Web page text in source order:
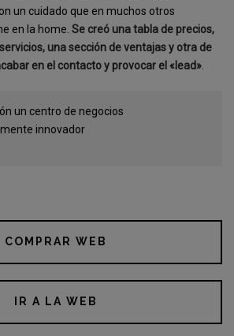
un cuidado que en muchos otros
en la home. Se creó una tabla de precios,
una sección de ventajas y otra de
en el contacto y provocar el «lead»
un centro de negocios
innovador
COMPRAR WEB
IR A LA WEB